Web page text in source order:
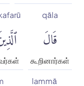
qāla
قَالَ
கூறினார்கள்
lammā